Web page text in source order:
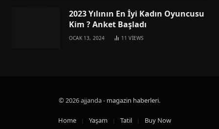
2023 Yılının En İyi Kadın Oyuncusu
Kim ? Anket Başladı
OCAK 13, 2024 11VIEWS
© 2026 ajjanda - magazin haberleri.
Home Yaşam Tatil Buy Now